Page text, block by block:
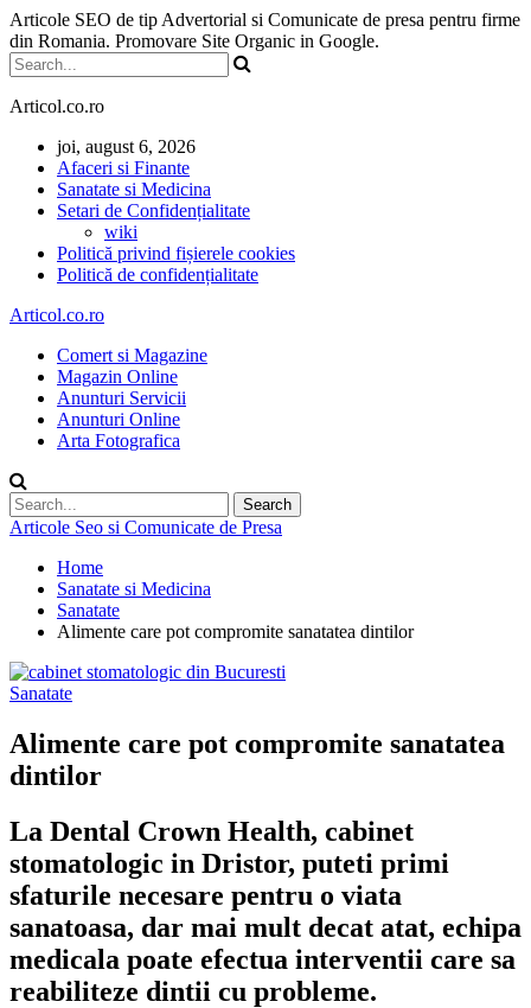
Articole SEO de tip Advertorial si Comunicate de presa pentru firme
din Romania. Promovare Site Organic in Google.
Articol.co.ro
joi, august 6, 2026
Afaceri si Finante
Sanatate si Medicina
Setari de Confidențialitate
wiki
Politică privind fișierele cookies
Politică de confidențialitate
Articol.co.ro
Comert si Magazine
Magazin Online
Anunturi Servicii
Anunturi Online
Arta Fotografica
Articole Seo si Comunicate de Presa
Home
Sanatate si Medicina
Sanatate
Alimente care pot compromite sanatatea dintilor
Sanatate
Alimente care pot compromite sanatatea
dintilor
La Dental Crown Health, cabinet
stomatologic in Dristor, puteti primi
sfaturile necesare pentru o viata
sanatoasa, dar mai mult decat atat, echipa
medicala poate efectua interventii care sa
reabiliteze dintii cu probleme.